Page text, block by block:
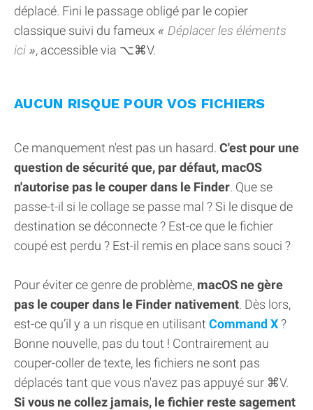
déplacé. Fini le passage obligé par le copier
classique suivi du fameux
Déplacer les éléments
ici
, accessible via ⌥⌘V.
AUCUN RISQUE POUR VOS FICHIERS
Ce manquement n'est pas un hasard. C'est pour une
question de sécurité que, par défaut, macOS
n'autorise pas le couper dans le Finder. Que se
passe-t-il si le collage se passe mal ? Si le disque de
destination se déconnecte ? Est-ce que le fichier
coupé est perdu ? Est-il remis en place sans souci ?
Pour éviter ce genre de problème, macOS ne gère
pas le couper dans le Finder nativement. Dès lors,
est-ce qu’il y a un risque en utilisant Command X?
Bonne nouvelle, pas du tout ! Contrairement au
couper-coller de texte, les fichiers ne sont pas
déplacés tant que vous n'avez pas appuyé sur ⌘V.
Si vous ne collez jamais, le fichier reste sagement